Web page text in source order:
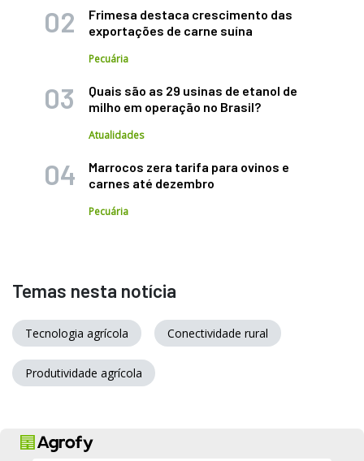
Frimesa destaca crescimento das
exportações de carne suína
Pecuária
Quais são as 29 usinas de etanol de
milho em operação no Brasil?
Atualidades
Marrocos zera tarifa para ovinos e
carnes até dezembro
Pecuária
Temas nesta notícia
Tecnologia agrícola Conectividade rural
Produtividade agrícola